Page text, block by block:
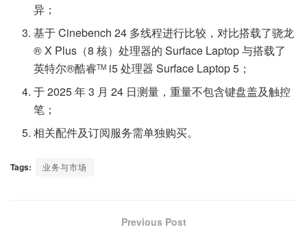
异；
基于 Cinebench 24 多线程进行比较，对比搭载了骁龙
® X Plus（8 核）处理器的 Surface Laptop 与搭载了
英特尔®酷睿TM i5 处理器 Surface Laptop 5；
于 2025 年 3 月 24 日测量，重量不包含键盘盖及触控
笔；
相关配件及订阅服务需单独购买。
Tags: 业务与市场
Previous Post